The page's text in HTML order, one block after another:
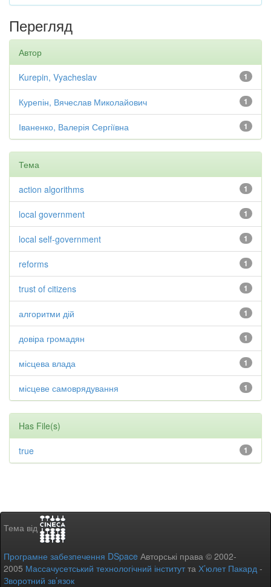
Перегляд
Автор
1
Kurepin, Vyacheslav
1
Курепін, Вячеслав Миколайович
1
Іваненко, Валерія Сергіївна
Тема
1
action algorithms
1
local government
1
local self-government
1
reforms
1
trust of citizens
1
алгоритми дій
1
довіра громадян
1
місцева влада
1
місцеве самоврядування
Has File(s)
1
true
Тема від
Програмне забезпечення DSpace Авторські права © 2002-
2005 Массачусетський технологічний інститутта Х’юлет Пакард -
Зворотний зв’язок